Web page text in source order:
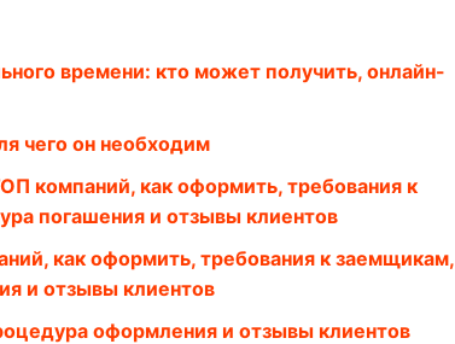
времени: кто может получить, онлайн-
чего он необходим
компаний, как оформить, требования к
погашения и отзывы клиентов
как оформить, требования к заемщикам,
и отзывы клиентов
оформления и отзывы клиентов